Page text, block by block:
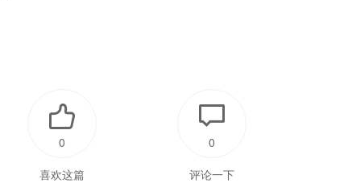
喜欢这篇
0
评论一下
0